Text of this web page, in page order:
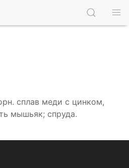
сплав меди с цинком,
мышьяк; спруда.